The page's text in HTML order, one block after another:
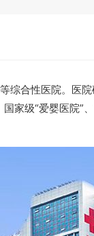
合性医院。医
家级“爱婴医院”